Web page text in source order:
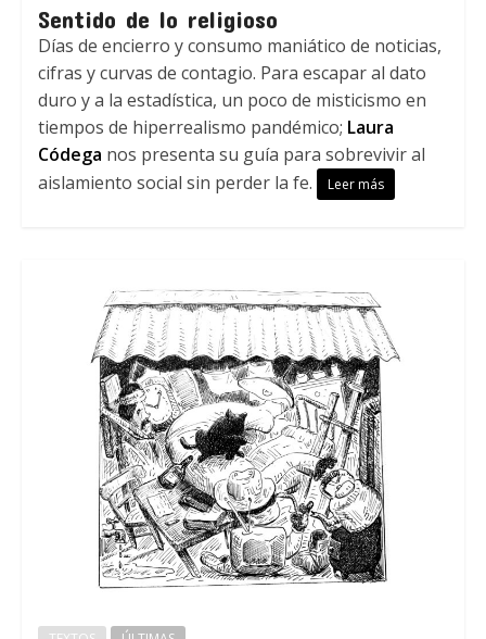
Sentido de lo religioso
Días de encierro y consumo maniático de noticias,
cifras y curvas de contagio. Para escapar al dato
duro y a la estadística, un poco de misticismo en
tiempos de hiperrealismo pandémico; Laura
Códega nos presenta su guía para sobrevivir al
aislamiento social sin perder la fe.
Leer más